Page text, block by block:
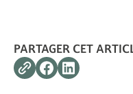
PARTAGER CET